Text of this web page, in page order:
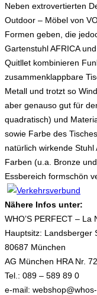
Neben extrovertierten
Outdoor – Möbel von
Formen geben, die
Gartenstuhl AFRICA
Quitllet kombinieren
zusammenklappbare
Metall und trotzt so
aber genauso gut für
quadratisch) und
sowie Farbe des
natürlich wirkende
Farben (u.a. Bronze
Essbereich formschön
Nähere Infos unter:
WHO’S PERFECT –
Hauptsitz: Landsberger
80687 München
AG München HRA Nr.
Tel.: 089 – 589 89 0
e-mail: